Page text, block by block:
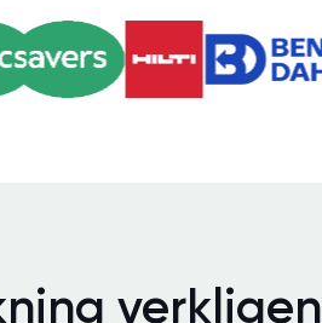
verkligen